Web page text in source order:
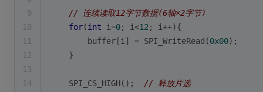
9
// 连续读取12字节数据(6轴×2字节)
10
for(int i=0; i<12 ; i++){
11
        buffer[i] = SPI_WriteRead(
0x00);
12
    }
13
14
    SPI_CS_HIGH();
// 释放片选